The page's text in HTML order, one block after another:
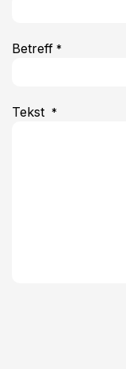
Betreff *
Tekst *